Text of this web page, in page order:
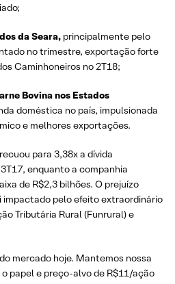
da Seara, principalmente pelo
no trimestre, exportação forte
Caminhoneiros no 2T18;
Bovina nos Estados
doméstica no país, impulsionada
e melhores exportações.
para 3,38x a dívida
enquanto a companhia
de R$2,3 bilhões. O prejuízo
impactado pelo efeito extraordinário
Tributária Rural (Funrural) e
mercado hoje. Mantemos nossa
papel e preço-alvo de R$11/ação